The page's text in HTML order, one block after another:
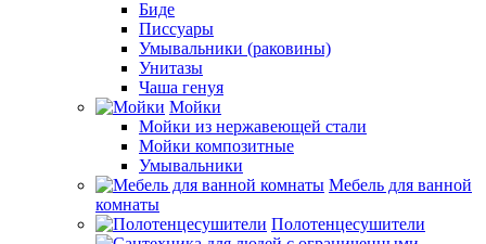
Биде
Писсуары
Умывальники (раковины)
Унитазы
Чаша генуя
Мойки
Мойки из нержавеющей стали
Мойки композитные
Умывальники
Мебель для ванной
комнаты
Полотенцесушители